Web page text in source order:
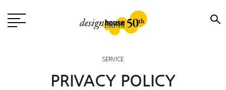
SERVICE
PRIVACY POLICY